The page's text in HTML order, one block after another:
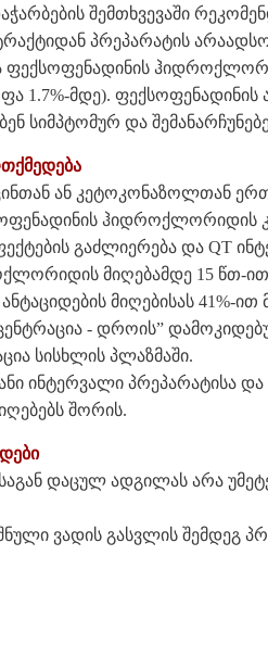
შემთხვევაში
ტრაქტიდან პრეპარატის
ფექსოფენადინის
1.7%-მდე).
სიმპტომურ და
ან კეტოკონაზოლთან
ჰიდროქლორიდის
გაძლიერება და QT
მიღებამდე 15 წთ-ით
მიღებისას 41%-
- დროის”
სისხლის პლაზმაში.
ინტერვალი პრეპარატისა და
შორის.
დაცულ ადგილას არა
ვადის გასვლის შემდეგ